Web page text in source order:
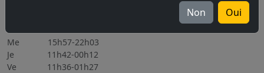
Non Oui
Ma 15h56-22h08
Me 15h57-22h03
Je 11h42-00h12
Ve 11h36-01h27